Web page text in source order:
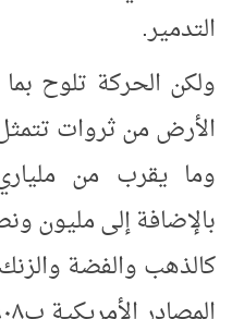
التدمير.
ولكن الحركة تلوح
وما يقرب من
بالإضافة إلى مليون
كالذهب والفضة والزنك